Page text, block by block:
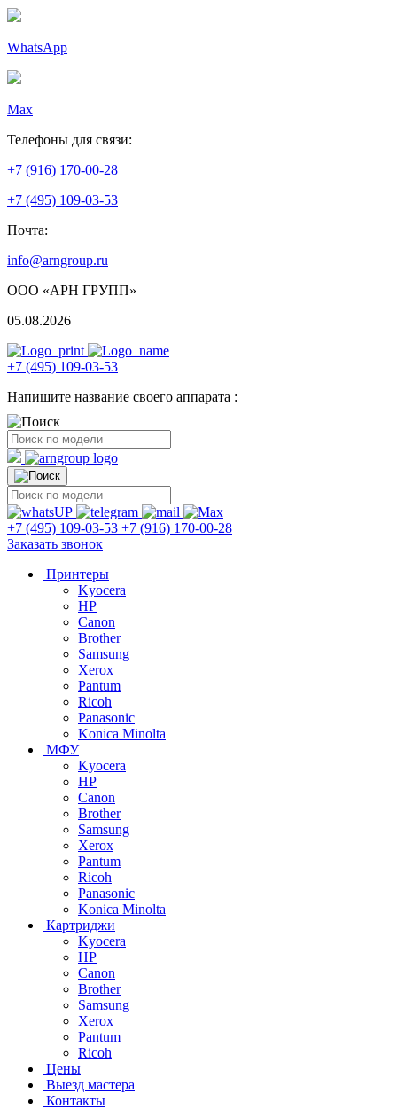
WhatsApp
Max
Телефоны для связи:
+7 (916) 170-00-28
+7 (495) 109-03-53
Почта:
info@arngroup.ru
ООО «АРН ГРУПП»
05.08.2026
+7 (495) 109-03-53
Напишите название своего аппарата :
+7 (495) 109-03-53 +7 (916) 170-00-28
Заказать звонок
Принтеры
Kyocera
HP
Canon
Brother
Samsung
Xerox
Pantum
Ricoh
Panasonic
Konica Minolta
МФУ
Kyocera
HP
Canon
Brother
Samsung
Xerox
Pantum
Ricoh
Panasonic
Konica Minolta
Картриджи
Kyocera
HP
Canon
Brother
Samsung
Xerox
Pantum
Ricoh
Цены
Выезд мастера
Контакты